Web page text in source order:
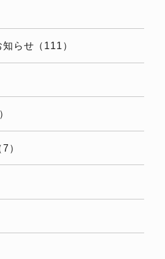
らせ（111）
）